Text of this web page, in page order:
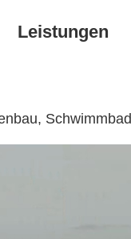
Leistungen
Schwimmbad